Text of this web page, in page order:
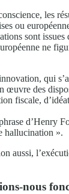
les
ou
sont issues
ne
qui
œuvre des
fiscale,
d’Henry
hallucination ».
aussi,
nous